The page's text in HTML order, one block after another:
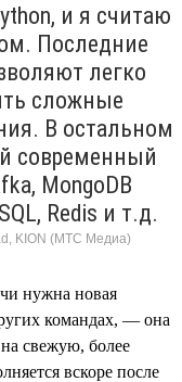
и я считаю
Последние
легко
сложные
В остальном
современный
MongoDB
Redis и т.д.
KION (МТС Медиа)
нужна новая
командах, — она
свежую, более
вскоре после